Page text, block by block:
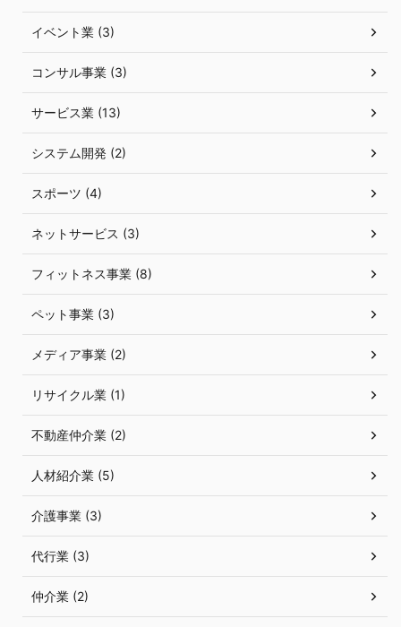
イベント業 (3)
コンサル事業 (3)
サービス業 (13)
システム開発 (2)
スポーツ (4)
ネットサービス (3)
フィットネス事業 (8)
ペット事業 (3)
メディア事業 (2)
リサイクル業 (1)
不動産仲介業 (2)
人材紹介業 (5)
介護事業 (3)
代行業 (3)
仲介業 (2)